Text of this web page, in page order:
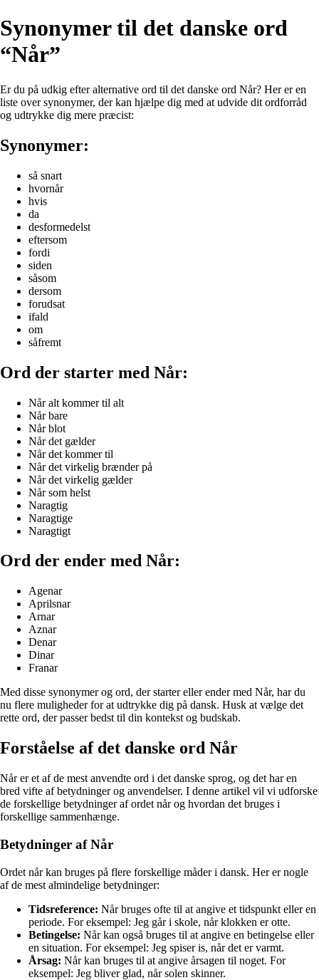
Synonymer til det danske ord
“Når”
Er du på udkig efter alternative ord til det danske ord Når? Her er en
liste over synonymer, der kan hjælpe dig med at udvide dit ordforråd
og udtrykke dig mere præcist:
Synonymer:
så snart
hvornår
hvis
da
desformedelst
eftersom
fordi
siden
såsom
dersom
forudsat
ifald
om
såfremt
Ord der starter med Når:
Når alt kommer til alt
Når bare
Når blot
Når det gælder
Når det kommer til
Når det virkelig brænder på
Når det virkelig gælder
Når som helst
Naragtig
Naragtige
Naragtigt
Ord der ender med Når:
Agenar
Aprilsnar
Arnar
Aznar
Denar
Dinar
Franar
Med disse synonymer og ord, der starter eller ender med Når, har du
nu flere muligheder for at udtrykke dig på dansk. Husk at vælge det
rette ord, der passer bedst til din kontekst og budskab.
Forståelse af det danske ord Når
Når er et af de mest anvendte ord i det danske sprog, og det har en
bred vifte af betydninger og anvendelser. I denne artikel vil vi udforske
de forskellige betydninger af ordet når og hvordan det bruges i
forskellige sammenhænge.
Betydninger af Når
Ordet når kan bruges på flere forskellige måder i dansk. Her er nogle
af de mest almindelige betydninger:
Tidsreference: Når bruges ofte til at angive et tidspunkt eller en
periode. For eksempel: Jeg går i skole, når klokken er otte.
Betingelse: Når kan også bruges til at angive en betingelse eller
en situation. For eksempel: Jeg spiser is, når det er varmt.
Årsag: Når kan bruges til at angive årsagen til noget. For
eksempel: Jeg bliver glad, når solen skinner.